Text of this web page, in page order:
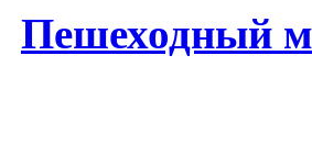
Пешеходный